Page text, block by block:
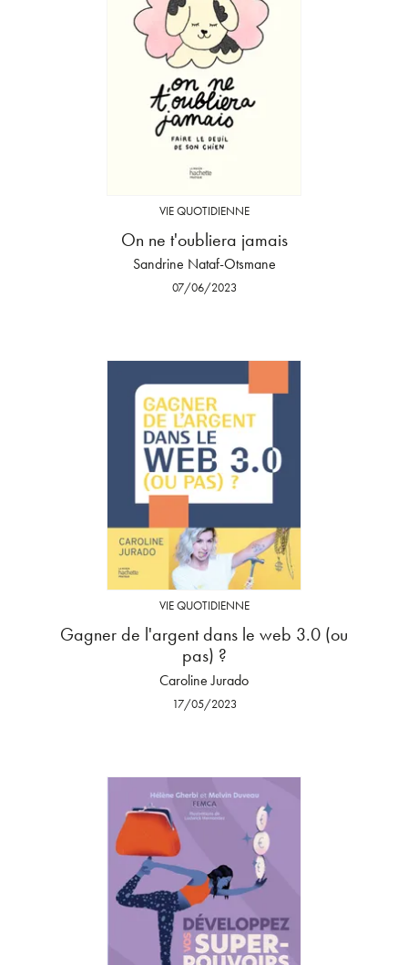
VIE QUOTIDIENNE
On ne t'oubliera jamais
Sandrine Nataf-Otsmane
07/06/2023
VIE QUOTIDIENNE
Gagner de l'argent dans le web 3.0 (ou
pas) ?
Caroline Jurado
17/05/2023